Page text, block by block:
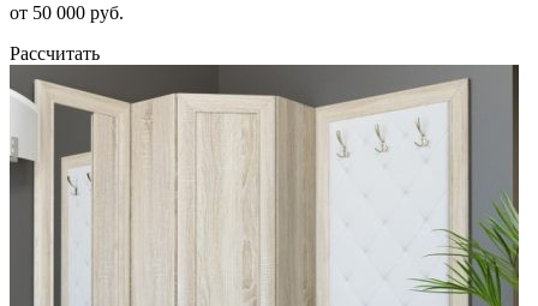
от 50 000 руб.
Рассчитать